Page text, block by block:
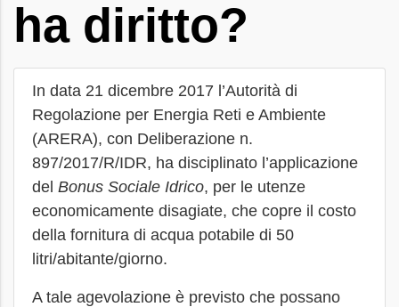
ha diritto?
In data 21 dicembre 2017 l’Autorità di
Regolazione per Energia Reti e Ambiente
(ARERA), con Deliberazione n.
897/2017/R/IDR, ha disciplinato l’applicazione
del Bonus Sociale Idrico, per le utenze
economicamente disagiate, che copre il costo
della fornitura di acqua potabile di 50
litri/abitante/giorno.
A tale agevolazione è previsto che possano